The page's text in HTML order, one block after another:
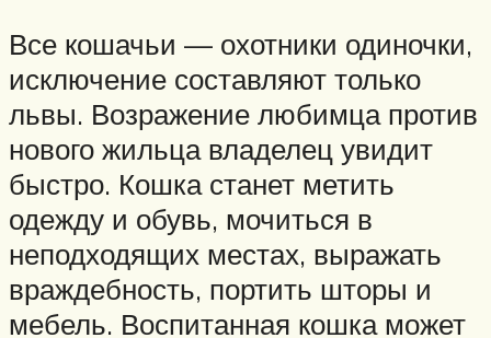
Все кошачьи — охотники одиночки,
исключение составляют только
львы. Возражение любимца против
нового жильца владелец увидит
быстро. Кошка станет метить
одежду и обувь, мочиться в
неподходящих местах, выражать
враждебность, портить шторы и
мебель. Воспитанная кошка может